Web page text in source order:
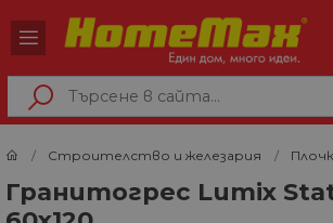
Строителство и железария
Гранитогрес Lumix